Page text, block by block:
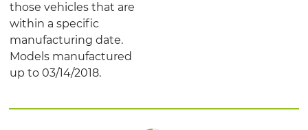
those vehicles that are
within a specific
manufacturing date.
Models manufactured
up to 03/14/2018.